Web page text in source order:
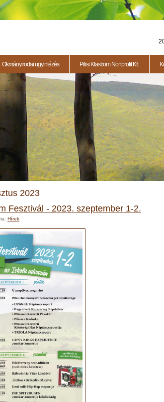
Okmányirodai ügyintézés Pilisi Klastrom Nonprofit Kft.
- Testületi ülés 2015.01.29. - Testületi ülés 2015.04.23.
2023
Fesztivál - 2023. szeptember 1-2.
Hírek